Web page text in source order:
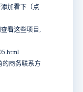
加看下（点
看这些项目,
的商务联系方